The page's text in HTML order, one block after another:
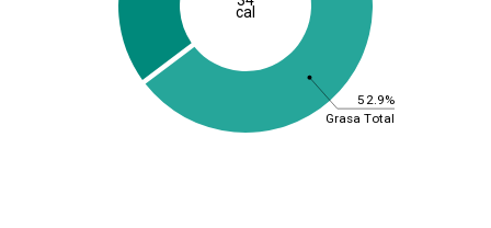
52.9%
Grasa Total
cal